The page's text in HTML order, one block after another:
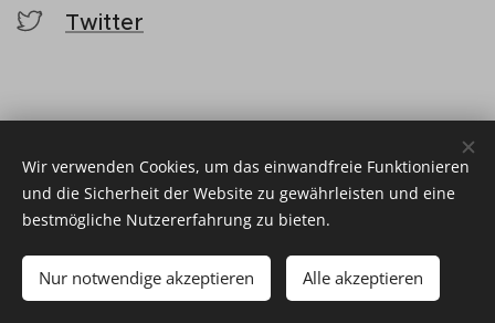
Twitter
© 2019 DAS KUNSTQUARTETT
Unterstützt vonWebnode Cookies
Wir verwenden Cookies, um das einwandfreie Funktionieren
und die Sicherheit der Website zu gewährleisten und eine
bestmögliche Nutzererfahrung zu bieten.
Nur notwendige akzeptieren Alle akzeptieren